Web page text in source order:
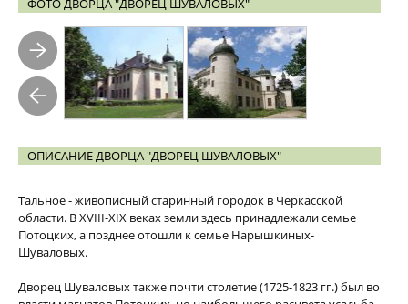
ФОТО ДВОРЦА "ДВОРЕЦ ШУВАЛОВЫХ"
ОПИСАНИЕ ДВОРЦА "ДВОРЕЦ ШУВАЛОВЫХ"
Тальное - живописный старинный городок в Черкасской
области. В XVIII-XIX веках земли здесь принадлежали семье
Потоцких, а позднее отошли к семье Нарышкиных-
Шуваловых.
Дворец Шуваловых также почти столетие (1725-1823 гг.) был во